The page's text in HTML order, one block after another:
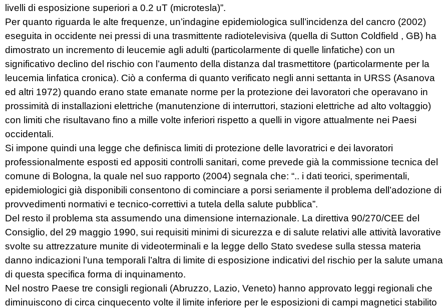
livelli di esposizione superiori a 0.2 uT (microtesla)”.
Per quanto riguarda le alte frequenze, un’indagine epidemiologica sull’incidenza del cancro (2002)
eseguita in occidente nei pressi di una trasmittente radiotelevisiva (quella di Sutton Coldfield , GB) ha
dimostrato un incremento di leucemie agli adulti (particolarmente di quelle linfatiche) con un
significativo declino del rischio con l’aumento della distanza dal trasmettitore (particolarmente per la
leucemia linfatica cronica). Ciò a conferma di quanto verificato negli anni settanta in URSS (Asanova
ed altri 1972) quando erano state emanate norme per la protezione dei lavoratori che operavano in
prossimità di installazioni elettriche (manutenzione di interruttori, stazioni elettriche ad alto voltaggio)
con limiti che risultavano fino a mille volte inferiori rispetto a quelli in vigore attualmente nei Paesi
occidentali.
Si impone quindi una legge che definisca limiti di protezione delle lavoratrici e dei lavoratori
professionalmente esposti ed appositi controlli sanitari, come prevede già la commissione tecnica del
comune di Bologna, la quale nel suo rapporto (2004) segnala che: “.. i dati teorici, sperimentali,
epidemiologici già disponibili consentono di cominciare a porsi seriamente il problema dell’adozione di
provvedimenti normativi e tecnico-correttivi a tutela della salute pubblica”.
Del resto il problema sta assumendo una dimensione internazionale. La direttiva 90/270/CEE del
Consiglio, del 29 maggio 1990, sui requisiti minimi di sicurezza e di salute relativi alle attività lavorative
svolte su attrezzature munite di videoterminali e la legge dello Stato svedese sulla stessa materia
danno indicazioni l’una temporali l’altra di limite di esposizione indicativi del rischio per la salute umana
di questa specifica forma di inquinamento.
Nel nostro Paese tre consigli regionali (Abruzzo, Lazio, Veneto) hanno approvato leggi regionali che
diminuiscono di circa cinquecento volte il limite inferiore per le esposizioni di campi magnetici stabilito